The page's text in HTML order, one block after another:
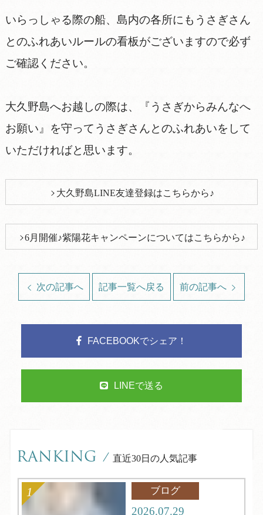
いらっしゃる際の船、島内の各所にもうさぎさん
とのふれあいルールの看板がございますので必ず
ご確認ください。
大久野島へお越しの際は、『うさぎからみんなへ
お願い』を守ってうさぎさんとのふれあいをして
いただければと思います。
大久野島LINE友達登録はこちらから♪
6月開催♪紫陽花キャンペーンについてはこちらから♪
次の記事へ 記事一覧へ戻る 前の記事へ
FACEBOOKでシェア！
LINEで送る
RANKING / 直近30日の人気記事
ブログ
2026.07.29